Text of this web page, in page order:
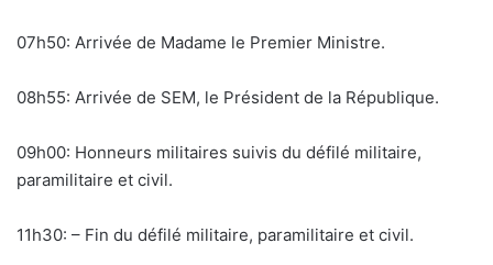
07h50: Arrivée de Madame le Premier Ministre.
08h55: Arrivée de SEM, le Président de la République.
09h00: Honneurs militaires suivis du défilé militaire,
paramilitaire et civil.
11h30: – Fin du défilé militaire, paramilitaire et civil.